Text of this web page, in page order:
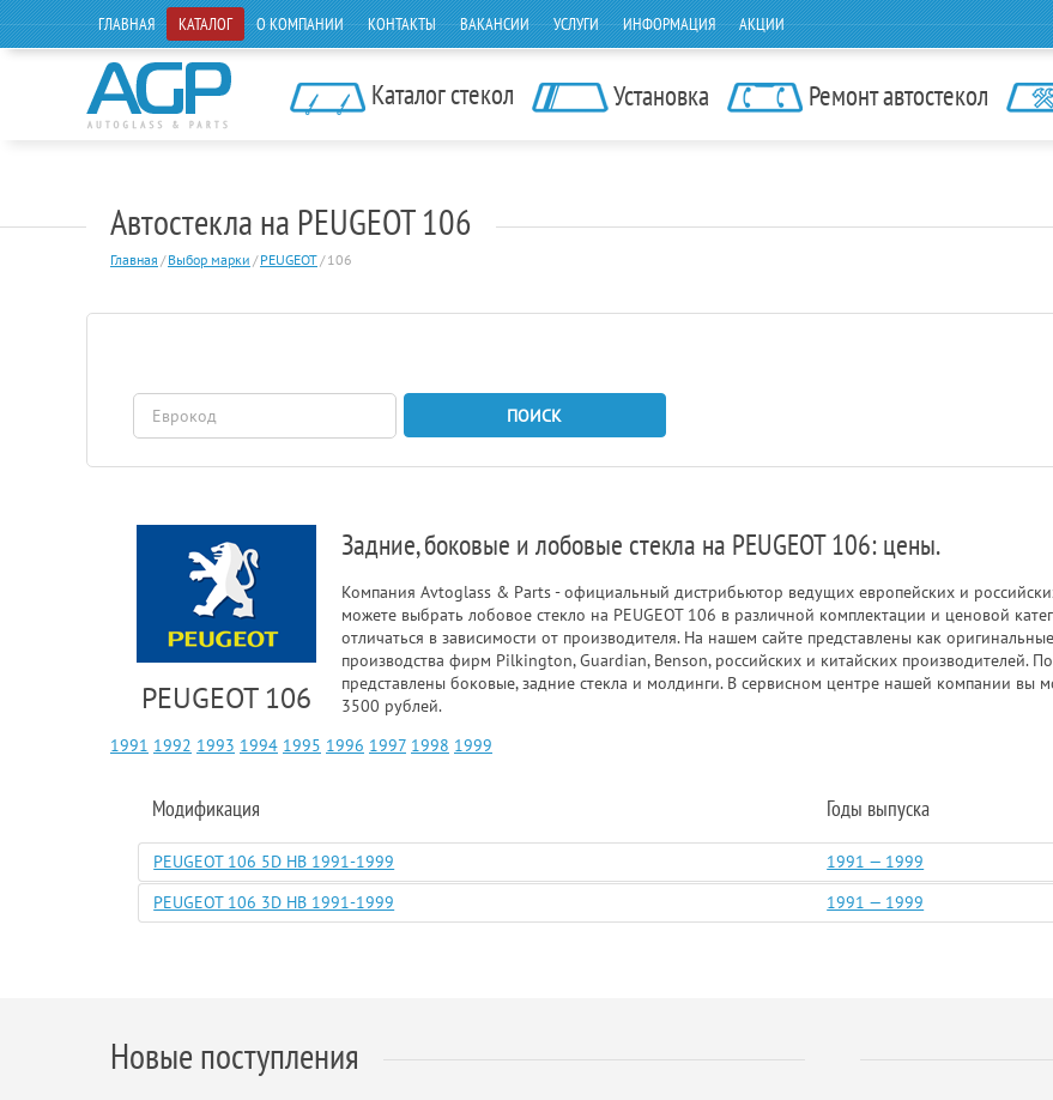
ГЛАВНАЯ КАТАЛОГ О КОМПАНИИ КОНТАКТЫ ВАКАНСИИ УСЛУГИ ИНФОРМАЦИЯ АКЦИИ
Каталог стекол Установка Ремонт автостекол
Автостекла на PEUGEOT 106
Главная / Выбор марки / PEUGEOT/ 106
ПОИСК
PEUGEOT 106
Задние, боковые и лобовые стекла на PEUGEOT 106: цены.
Компания Avtoglass & Parts - официальный дистрибьютор ведущих европейских и
можете выбрать лобовое стекло на PEUGEOT 106 в различной комплектации и ценовой
отличаться в зависимости от производителя. На нашем сайте представлены как
производства фирм Pilkington, Guardian, Benson, российских и китайских производителей.
представлены боковые, задние стекла и молдинги. В сервисном центре нашей компании вы
3500 рублей.
1991 1992 1993 1994 1995 1996 1997 1998 1999
Модификация Годы выпуска
PEUGEOT 106 5D HB 1991-1999 1991 — 1999
PEUGEOT 106 3D HB 1991-1999
1991 — 1999
Новые поступления